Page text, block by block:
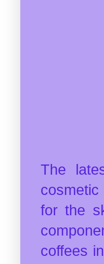
The
for the
coffees